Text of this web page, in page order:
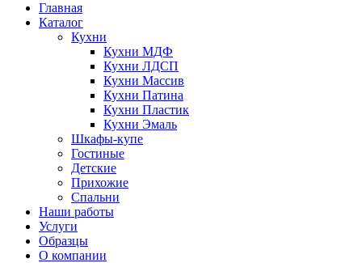
Главная
Каталог
Кухни
Кухни МДФ
Кухни ЛДСП
Кухни Массив
Кухни Патина
Кухни Пластик
Кухни Эмаль
Шкафы-купе
Гостиные
Детские
Прихожие
Спальни
Наши работы
Услуги
Образцы
О компании